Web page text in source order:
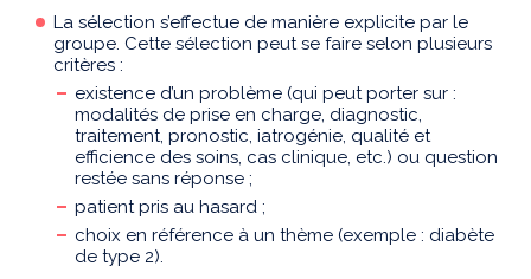
La sélection s’effectue de manière explicite par le
groupe. Cette sélection peut se faire selon plusieurs
critères :
existence d’un problème (qui peut porter sur :
modalités de prise en charge, diagnostic,
traitement, pronostic, iatrogénie, qualité et
efficience des soins, cas clinique, etc.) ou question
restée sans réponse ;
patient pris au hasard ;
choix en référence à un thème (exemple : diabète
de type 2).